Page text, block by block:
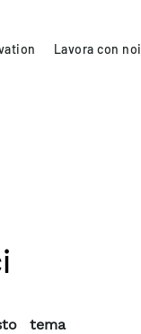
Lavora con noi
tema